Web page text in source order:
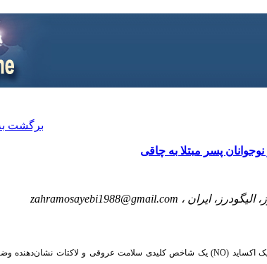
برگشت
پسر مبتلا به چاقی
ایران ، zahramosayebi1988@gmail.com
اکساید (NO
) یک شاخص کلیدی سلامت عروقی و لاکتات نشان‌دهنده